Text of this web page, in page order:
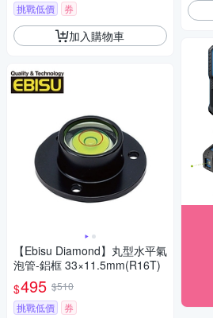
挑戰低價 券
加入購物車
【Ebisu Diamond】丸型水平氣
泡管-鋁框 33×11.5mm(R16T)
$495 $510
挑戰低價
券